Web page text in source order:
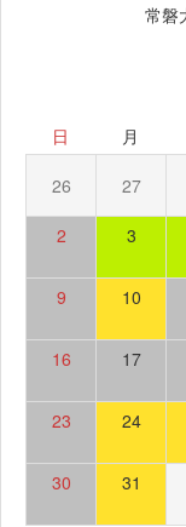
常磐
日 月
26 27
2 3
9 10
16 17
23 24
30 31